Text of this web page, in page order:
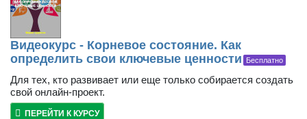
Видеокурс - Корневое состояние. Как
определить свои ключевые ценности
Бесплатно
Для тех, кто развивает или еще только собирается создать
свой онлайн-проект.
ПЕРЕЙТИ К КУРСУ